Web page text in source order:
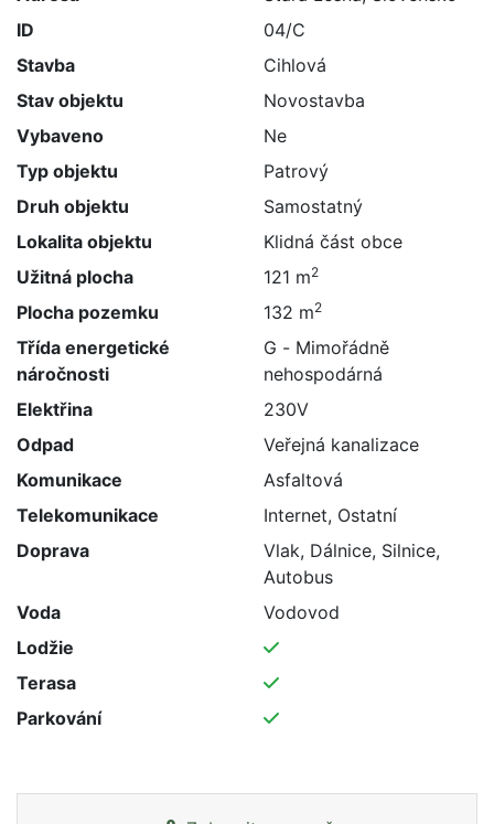
ID
04/C
Stavba
Cihlová
Stav objektu
Novostavba
Vybaveno
Ne
Typ objektu
Patrový
Druh objektu
Samostatný
Lokalita objektu
Klidná část obce
Užitná plocha
121 m2
Plocha pozemku 132 m2
Třída energetické
náročnosti
G - Mimořádně
nehospodárná
Elektřina
230V
Odpad
Veřejná kanalizace
Komunikace
Asfaltová
Telekomunikace
Internet, Ostatní
Doprava
Vlak, Dálnice, Silnice,
Autobus
Voda
Vodovod
Lodžie
Terasa
Parkování